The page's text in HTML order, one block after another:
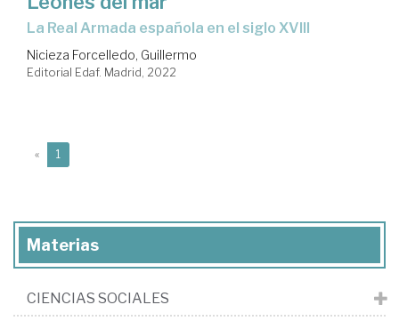
la Real Armada española en el siglo XVIII
Nicieza Forcelledo, Guillermo
Editorial Edaf. Madrid, 2022
« 1
Materias
CIENCIAS SOCIALES